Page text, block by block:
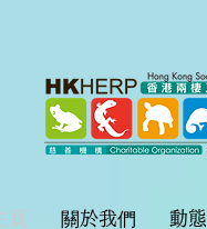
頁 關於我們 動態